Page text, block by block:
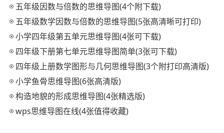
五年级因数与倍数的思维导图(4个附下载)
五年级数学因数与倍数的思维导图(5张高清晰可打印)
小学四年级第五单元思维导图(4张可下载)
四年级下册第七单元思维导图简单(3张可下载)
四年级上册数学图形与几何思维导图(3个附打印高清版)
小学鱼骨思维导图(6张高清版)
构造地貌的形成思维导图(4张精选版)
wps思维导图在线(4张值得收藏)